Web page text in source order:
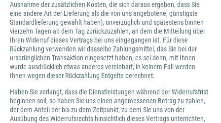
Ausnahme der zusätzlichen Kosten, die sich daraus ergeben, dass Sie
eine andere Art der Lieferung als die von uns angebotene, günstigste
Standardlieferung gewählt haben), unverzüglich und spätestens binnen
vierzehn Tagen ab dem Tag zurückzuzahlen, an dem die Mitteilung über
Ihren Widerruf dieses Vertrags bei uns eingegangen ist. Für diese
Rückzahlung verwenden wir dasselbe Zahlungsmittel, das Sie bei der
ursprünglichen Transaktion eingesetzt haben, es sei denn, mit Ihnen
wurde ausdrücklich etwas anderes vereinbart; in keinem Fall werden
Ihnen wegen dieser Rückzahlung Entgelte berechnet.
Haben Sie verlangt, dass die Dienstleistungen während der Widerrufsfrist
beginnen soll, so haben Sie uns einen angemessenen Betrag zu zahlen,
der dem Anteil der bis zu dem Zeitpunkt, zu dem Sie uns von der
Ausübung des Widerrufsrechts hinsichtlich dieses Vertrags unterrichten,